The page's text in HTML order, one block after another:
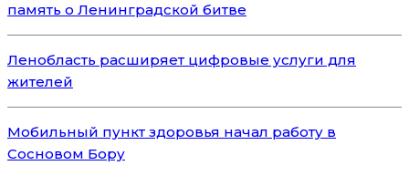
память о Ленинградской битве
Ленобласть расширяет цифровые услуги для
жителей
Мобильный пункт здоровья начал работу в
Сосновом Бору